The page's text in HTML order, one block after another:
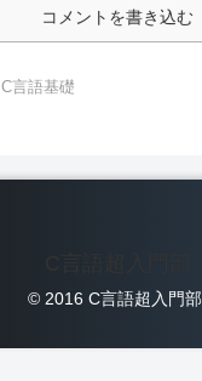
コメントを書き込む
C言語基礎
© 2016 C言語超入門部.